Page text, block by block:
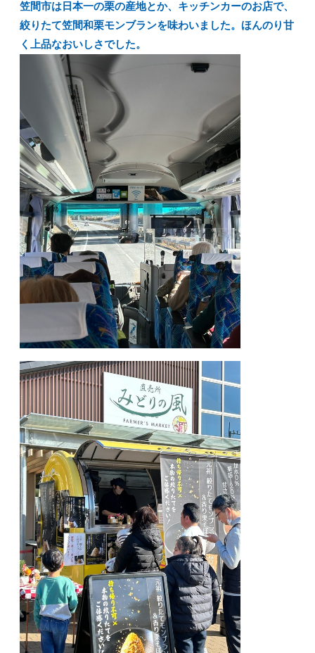
笠間市は日本一の栗の産地とか、キッチンカーのお店で、
絞りたて笠間和栗モンブランを味わいました。ほんのり甘
く上品なおいしさでした。